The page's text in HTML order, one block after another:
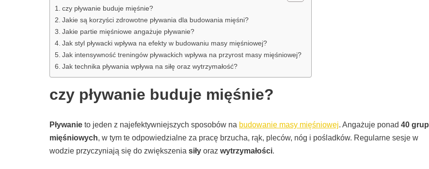
czy pływanie buduje mięśnie?
Jakie są korzyści zdrowotne pływania dla budowania mięśni?
Jakie partie mięśniowe angażuje pływanie?
Jak styl pływacki wpływa na efekty w budowaniu masy mięśniowej?
Jak intensywność treningów pływackich wpływa na przyrost masy mięśniowej?
Jak technika pływania wpływa na siłę oraz wytrzymałość?
czy pływanie buduje mięśnie?
Pływanie to jeden z najefektywniejszych sposobów na budowanie masy mięśniowej. Angażuje ponad 40 grup
mięśniowych, w tym te odpowiedzialne za pracę brzucha, rąk, pleców, nóg i pośladków. Regularne sesje w
wodzie przyczyniają się do zwiększenia siły oraz wytrzymałości.